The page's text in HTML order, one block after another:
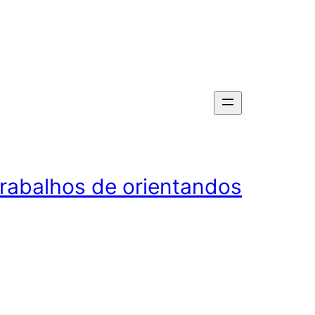
de orientandos